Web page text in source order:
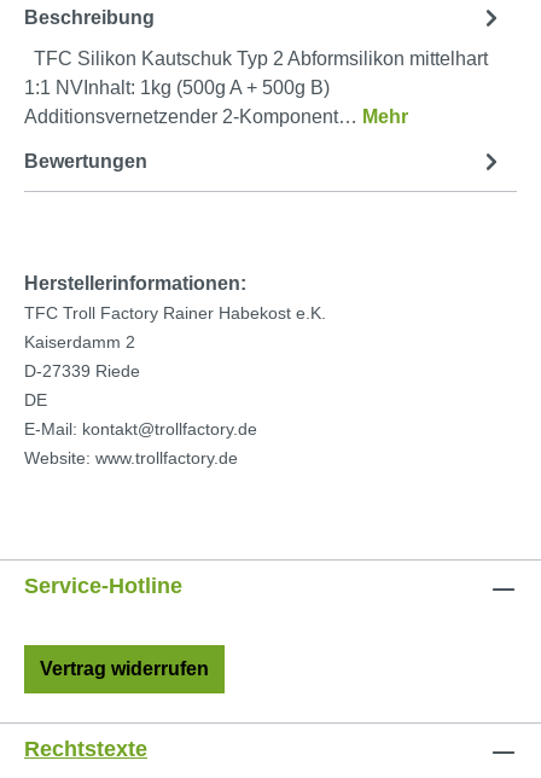
Beschreibung
TFC Silikon Kautschuk Typ 2 Abformsilikon mittelhart
1:1 NVInhalt: 1kg (500g A + 500g B)
Additionsvernetzender 2-Komponent… Mehr
Bewertungen
Herstellerinformationen:
TFC Troll Factory Rainer Habekost e.K.
Kaiserdamm 2
D-27339 Riede
DE
E-Mail: kontakt@trollfactory.de
Website: www.trollfactory.de
Service-Hotline
Vertrag widerrufen
Rechtstexte